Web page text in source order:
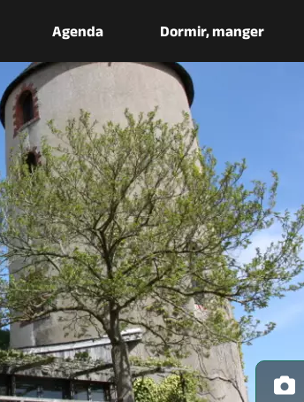
Agenda Dormir, manger